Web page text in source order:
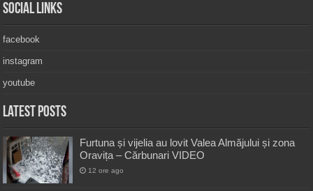
Social Links
facebook
instagram
youtube
Latest Posts
Furtuna și vijelia au lovit Valea Almăjului și zona
Oravița – Cărbunari VIDEO
12 ore ago